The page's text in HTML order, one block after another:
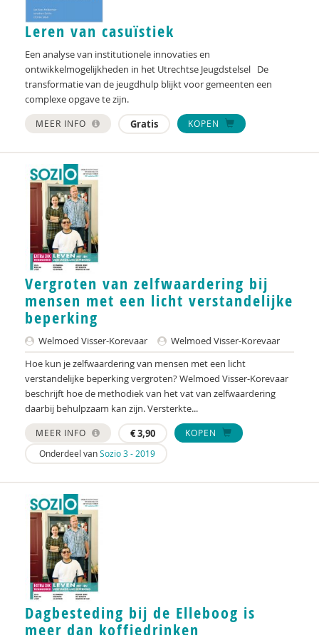
Michiel Lochtenberg
Suzanne Lokman
Jessica Maes
Aswintha Mandemaker
Ruud Meij
Adri van Montfoort
Mirjam Nekkers
Maroesjka van Nieuwenhuijzen
Hanna Peels
Mirjana Petrović
Hessel Rienstra
Renske Schamhart
Jurja Steenmeijer
Bea Tiemens
Herman van Alphen, Bert Bambach, Janine
Janssen, Jaap van Vliet
Chris van Dam
Sofie van Delden
Digna van der Kellen
Geert van der Laan
Agnes van der Poel
Mariska van der Steege
Leren van casuïstiek
Een analyse van institutionele innovaties en
ontwikkelmogelijkheden in het Utrechtse Jeugdstelsel De
transformatie van de jeugdhulp blijkt voor gemeenten een
complexe opgave te zijn.
MEER INFO Gratis KOPEN
Vergroten van zelfwaardering bij
mensen met een licht verstandelijke
beperking
Welmoed Visser-Korevaar
Welmoed Visser-Korevaar
Hoe kun je zelfwaardering van mensen met een licht
verstandelijke beperking vergroten? Welmoed Visser-Korevaar
beschrijft hoe de methodiek van het vat van zelfwaardering
daarbij behulpzaam kan zijn. Versterkte...
MEER INFO €3,90
KOPEN
Onderdeel vanSozio 3 - 2019
Dagbesteding bij de Elleboog is
meer dan koffiedrinken